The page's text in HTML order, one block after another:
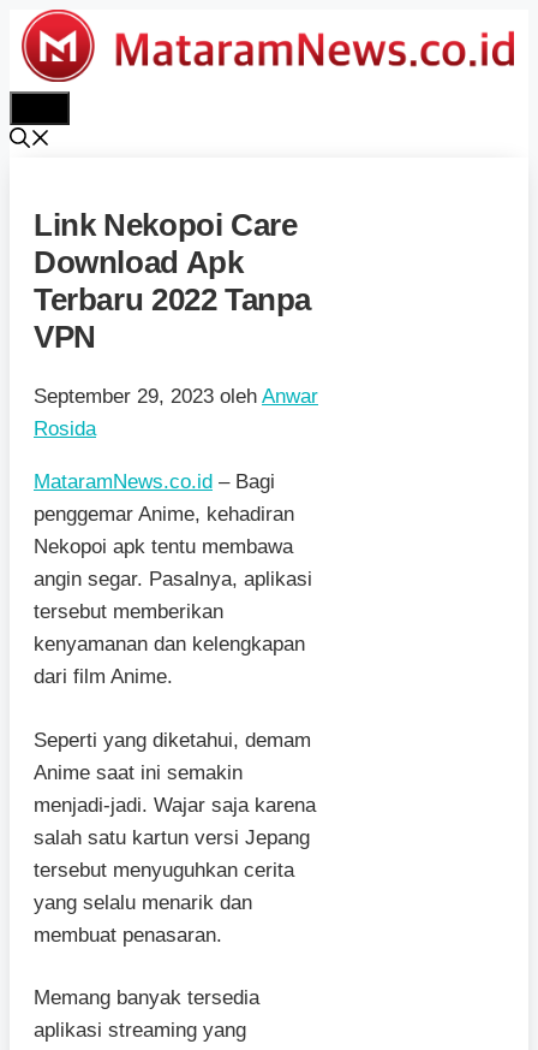
Langsung
ke
isi
Link Nekopoi Care
Download Apk
Terbaru 2022 Tanpa
VPN
September 29, 2023 oleh Anwar
Rosida
MataramNews.co.id – Bagi
penggemar Anime, kehadiran
Nekopoi apk tentu membawa
angin segar. Pasalnya, aplikasi
tersebut memberikan
kenyamanan dan kelengkapan
dari film Anime.
Seperti yang diketahui, demam
Anime saat ini semakin
menjadi-jadi. Wajar saja karena
salah satu kartun versi Jepang
tersebut menyuguhkan cerita
yang selalu menarik dan
membuat penasaran.
Memang banyak tersedia
aplikasi streaming yang